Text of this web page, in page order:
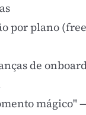
por plano (
de
mágico"